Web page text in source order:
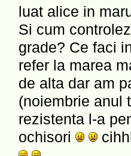
luat alice in
Si cum
grade? Ce faci
refer la marea
de alta dar am
(noiembrie anul
rezistenta l-a
ochisori